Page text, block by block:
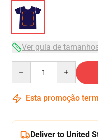
Ver guia de
Esta promoção
Deliver to United